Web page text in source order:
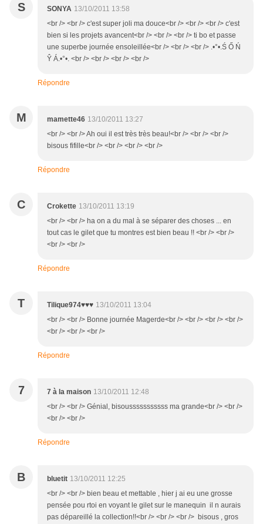
S SONYA 13/10/2011 13:58
<br /> <br /> c'est super joli ma douce<br /> <br /> <br /> c'est
bien si les projets avancent<br /> <br /> <br /> ti bo et passe
une superbe journée ensoleillée<br /> <br /> <br /> .•°•.Ś Ő Ń
Ŷ Á.•°•. <br /> <br /> <br /> <br />
Répondre
M mamette46 13/10/2011 13:27
<br /> <br /> Ah oui il est très très beau!<br /> <br /> <br />
bisous fifille<br /> <br /> <br /> <br />
Répondre
C Crokette 13/10/2011 13:19
<br /> <br /> ha on a du mal à se séparer des choses ... en
tout cas le gilet que tu montres est bien beau !! <br /> <br />
<br /> <br />
Répondre
T Tilique974♥♥♥ 13/10/2011 13:04
<br /> <br /> Bonne journée Magerde<br /> <br /> <br /> <br />
<br /> <br /> <br />
Répondre
7 7 à la maison 13/10/2011 12:48
<br /> <br /> Génial, bisousssssssssss ma grande<br /> <br />
<br /> <br />
Répondre
B bluetit 13/10/2011 12:25
<br /> <br /> bien beau et mettable , hier j ai eu une grosse
pensée pou rtoi en voyant le gilet sur le manequin il n aurais
pas dépareillé la collection!!<br /> <br /> <br /> bisous , gros